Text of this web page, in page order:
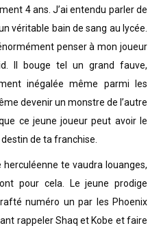
4 ans. J’ai entendu parler de
véritable bain de sang au lycée.
penser à mon joueur
Il bouge tel un grand fauve,
inégalée même parmi les
devenir un monstre de l’autre
ce jeune joueur peut avoir le
de ta franchise.
te vaudra louanges,
pour cela. Le jeune prodige
numéro un par les Phoenix
rappeler Shaq et Kobe et faire